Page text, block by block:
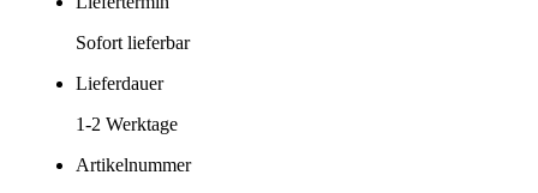
Sofort lieferbar
Lieferdauer
1-2 Werktage
Artikelnummer